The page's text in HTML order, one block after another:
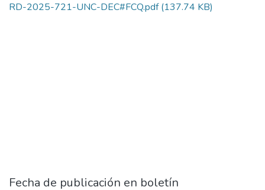
RD-2025-721-UNC-DEC#FCQ.pdf(137.74 KB)
Fecha de publicación en boletín